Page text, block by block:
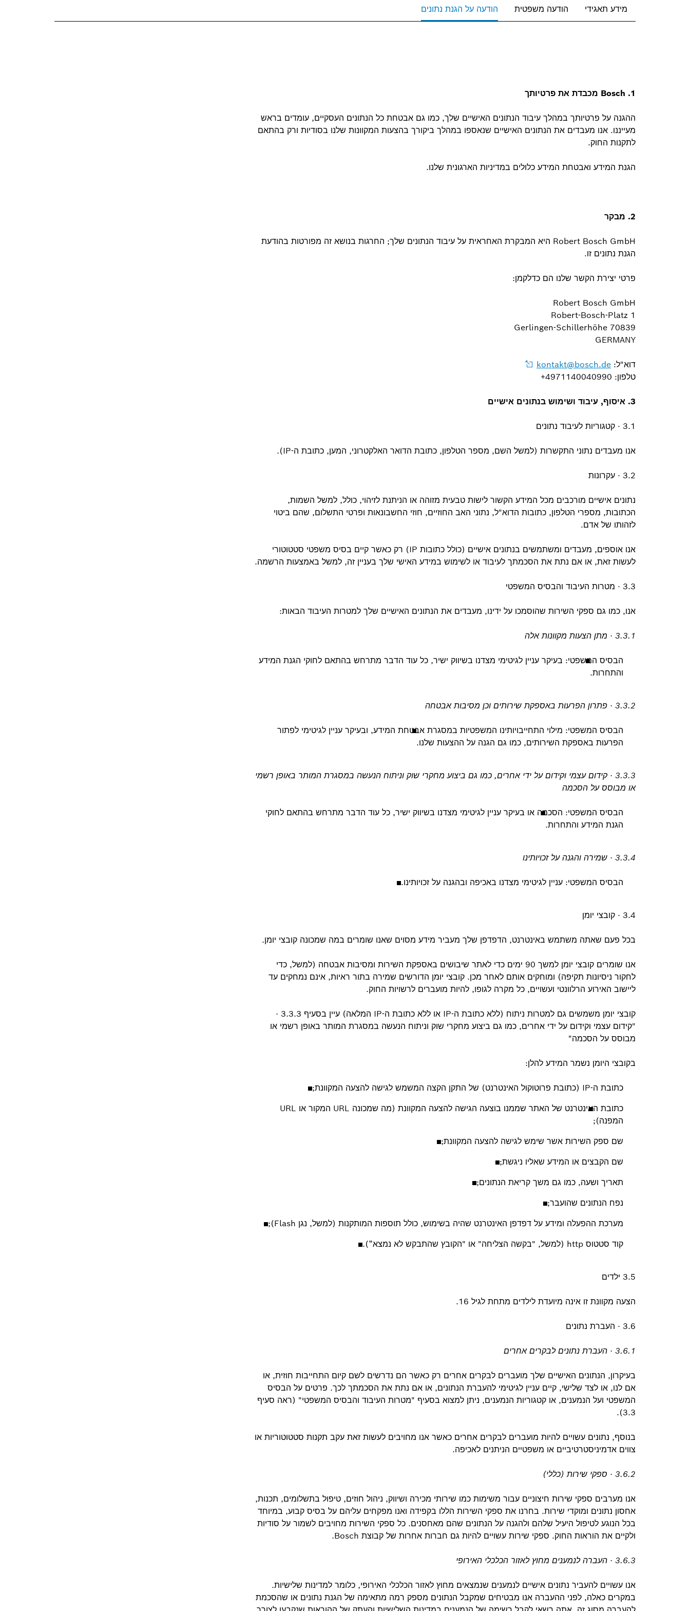
מידע תאגידי הודעה משפטית הודעה על הגנת נתונים
1. Bosch מכבדת את פרטיותך
ההגנה על פרטיותך במהלך עיבוד הנתונים האישיים שלך, כמו גם אבטחת כל הנתונים העסקיים, עומדים בראש
מעייננו. אנו מעבדים את הנתונים האישיים שנאספו במהלך ביקורך בהצעות המקוונות שלנו בסודיות ורק בהתאם
לתקנות החוק.
הגנת המידע ואבטחת המידע כלולים במדיניות הארגונית שלנו.
2. מבקר
Robert Bosch GmbH היא המבקרת האחראית על עיבוד הנתונים שלך; החרגות בנושא זה מפורטות בהודעת
הגנת נתונים זו.
פרטי יצירת הקשר שלנו הם כדלקמן:
Robert Bosch GmbH
Robert-Bosch-Platz 1
70839 Gerlingen-Schillerhöhe
GERMANY
דוא"ל: kontakt@bosch.de
טלפון: 4971140040990+
3. איסוף, עיבוד ושימוש בנתונים אישיים
3.1 · קטגוריות לעיבוד נתונים
אנו מעבדים נתוני התקשרות (למשל השם, מספר הטלפון, כתובת הדואר האלקטרוני, המען, כתובת ה-IP).
3.2 · עקרונות
נתונים אישיים מורכבים מכל המידע הקשור לישות טבעית מזוהה או הניתנת לזיהוי, כולל, למשל השמות,
הכתובות, מספרי הטלפון, כתובות הדוא"ל, נתוני האב החוזיים, חוזי החשבונאות ופרטי התשלום, שהם ביטוי
לזהותו של אדם.
אנו אוספים, מעבדים ומשתמשים בנתונים אישיים (כולל כתובות IP) רק כאשר קיים בסיס משפטי סטטוטורי
לעשות זאת, או אם נתת את הסכמתך לעיבוד או לשימוש במידע האישי שלך בעניין זה, למשל באמצעות הרשמה.
3.3 · מטרות העיבוד והבסיס המשפטי
אנו, כמו גם ספקי השירות שהוסמכו על ידינו, מעבדים את הנתונים האישיים שלך למטרות העיבוד הבאות:
3.3.1 · מתן הצעות מקוונות אלה
הבסיס המשפטי: בעיקר עניין לגיטימי מצדנו בשיווק ישיר, כל עוד הדבר מתרחש בהתאם לחוקי הגנת המידע
והתחרות.
3.3.2 · פתרון הפרעות באספקת שירותים וכן מסיבות אבטחה
הבסיס המשפטי: מילוי התחייבויותינו המשפטיות במסגרת אבטחת המידע, ובעיקר עניין לגיטימי לפתור
הפרעות באספקת השירותים, כמו גם הגנה על ההצעות שלנו.
3.3.3 · קידום עצמי וקידום על ידי אחרים, כמו גם ביצוע מחקרי שוק וניתוח הנעשה במסגרת המותר באופן רשמי
או מבוסס על הסכמה
הבסיס המשפטי: הסכמה או בעיקר עניין לגיטימי מצדנו בשיווק ישיר, כל עוד הדבר מתרחש בהתאם לחוקי
הגנת המידע והתחרות.
3.3.4 · שמירה והגנה על זכויותינו
הבסיס המשפטי: עניין לגיטימי מצדנו באכיפה ובהגנה על זכויותינו.
3.4 · קובצי יומן
בכל פעם שאתה משתמש באינטרנט, הדפדפן שלך מעביר מידע מסוים שאנו שומרים במה שמכונה קובצי יומן.
אנו שומרים קובצי יומן למשך 90 ימים כדי לאתר שיבושים באספקת השירות ומסיבות אבטחה (למשל, כדי
לחקור ניסיונות תקיפה) ומוחקים אותם לאחר מכן. קובצי יומן הדורשים שמירה בתור ראיות, אינם נמחקים עד
ליישוב האירוע הרלוונטי ועשויים, כל מקרה לגופו, להיות מועברים לרשויות החוק.
קובצי יומן משמשים גם למטרות ניתוח (ללא כתובת ה-IP או ללא כתובת ה-IP המלאה) עיין בסעיף 3.3.3 ·
"קידום עצמי וקידום על ידי אחרים, כמו גם ביצוע מחקרי שוק וניתוח הנעשה במסגרת המותר באופן רשמי או
מבוסס על הסכמה"
בקובצי היומן נשמר המידע להלן:
כתובת ה-IP (כתובת פרוטוקול האינטרנט) של התקן הקצה המשמש לגישה להצעה המקוונת;
כתובת האינטרנט של האתר שממנו בוצעה הגישה להצעה המקוונת (מה שמכונה URL המקור או URL
המפנה);
שם ספק השירות אשר שימש לגישה להצעה המקוונת;
שם הקבצים או המידע שאליו ניגשת;
תאריך ושעה, כמו גם משך קריאת הנתונים;
נפח הנתונים שהועבר;
מערכת ההפעלה ומידע על דפדפן האינטרנט שהיה בשימוש, כולל תוספות המותקנות (למשל, נגן Flash);
קוד סטטוס http (למשל, "בקשה הצליחה" או "הקובץ שהתבקש לא נמצא”).
3.5 ילדים
הצעה מקוונת זו אינה מיועדת לילדים מתחת לגיל 16.
3.6 · העברת נתונים
3.6.1 · העברת נתונים לבקרים אחרים
בעיקרון, הנתונים האישיים שלך מועברים לבקרים אחרים רק כאשר הם נדרשים לשם קיום התחייבות חוזית, או
אם לנו, או לצד שלישי, קיים עניין לגיטימי להעברת הנתונים, או אם נתת את הסכמתך לכך. פרטים על הבסיס
המשפטי ועל הנמענים, או קטגוריות הנמענים, ניתן למצוא בסעיף "מטרות העיבוד והבסיס המשפטי" (ראה סעיף
3.3).
בנוסף, נתונים עשויים להיות מועברים לבקרים אחרים כאשר אנו מחויבים לעשות זאת עקב תקנות סטטוטוריות או
צווים אדמיניסטרטיביים או משפטיים הניתנים לאכיפה.
3.6.2 · ספקי שירות (כללי)
אנו מערבים ספקי שירות חיצוניים עבור משימות כמו שירותי מכירה ושיווק, ניהול חוזים, טיפול בתשלומים, תכנות,
אחסון נתונים ומוקדי שירות. בחרנו את ספקי השירות הללו בקפידה ואנו מפקחים עליהם על בסיס קבוע, במיוחד
בכל הנוגע לטיפול היעיל שלהם ולהגנה על הנתונים שהם מאחסנים. כל ספקי השירות מחויבים לשמור על סודיות
ולקיים את הוראות החוק. ספקי שירות עשויים להיות גם חברות אחרות של קבוצת Bosch.
3.6.3 · העברה לנמענים מחוץ לאזור הכלכלי האירופי
אנו עשויים להעביר נתונים אישיים לנמענים שנמצאים מחוץ לאזור הכלכלי האירופי, כלומר למדינות שלישיות.
במקרים כאלה, לפני ההעברה אנו מבטיחים שמקבל הנתונים מספק רמה מתאימה של הגנת נתונים או שהסכמת